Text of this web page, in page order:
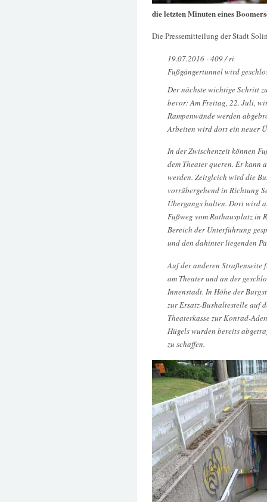
die letzten Minuten eines
Die Pressemitteilung der Stadt
19.07.2016 - 409 / ri
Fußgängertunnel wird
Der nächste wichtige Schritt
bevor: Am Freitag, 22. Juli,
Rampenwände werden
Arbeiten wird dort ein neuer
In der Zwischenzeit können
dem Theater queren. Er kann
werden. Zeitgleich wird die
vorrübergehend in Richtung
Übergangs halten. Dort wird
Fußweg vom Rathausplatz in
Bereich der Unterführung
und den dahinter liegenden
Auf der anderen Straßenseite
am Theater und an der
Innenstadt. In Höhe der
zur Ersatz-Bushaltestelle auf
Theaterkasse zur Konrad-
Hügels wurden bereits
zu schaffen.